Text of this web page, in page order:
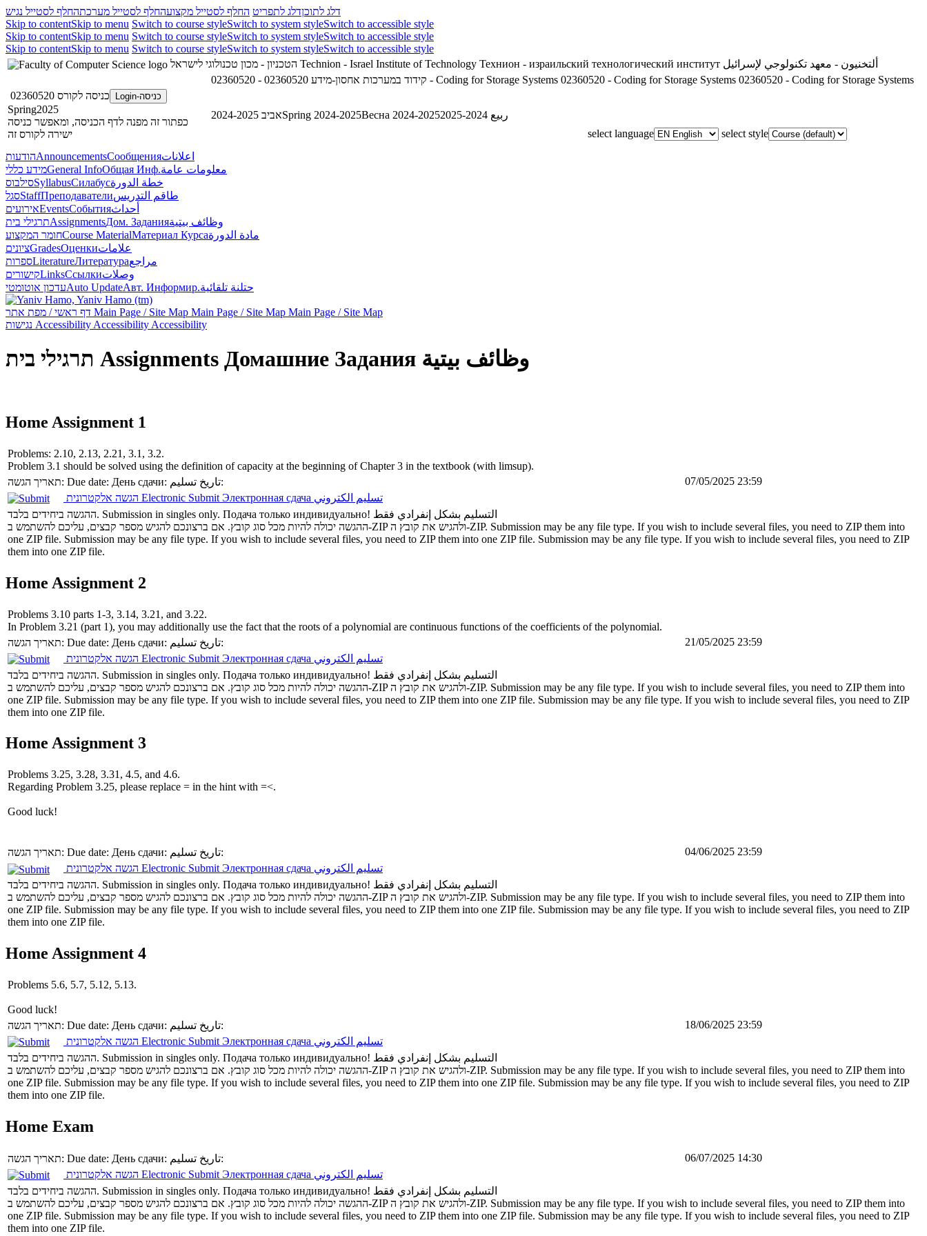
דלג לתוכןדלג לתפריט החלף לסטייל מקצועהחלף לסטייל מערכתהחלף לסטייל נגיש
Skip to contentSkip to menu Switch to course styleSwitch to system styleSwitch to accessible style
Skip to contentSkip to menu Switch to course styleSwitch to system styleSwitch to accessible style
Skip to contentSkip to menu Switch to course styleSwitch to system styleSwitch to accessible style
Technion - Israel Institute of Technology Технион - израильский технологический институт ألتخنيون - معهد تكنولوجي لإسرائيل
02360520 - קידוד במערכות אחסון-מידע 02360520 - Coding for Storage Systems 02360520 - Coding for Storage Systems 02360520 - Coding for Storage Systems
כניסה-Login
כניסה לקורס 02360520
Spring2025
כפתור זה מפנה לדף הכניסה, ומאפשר כניסה
ישירה לקורס זה
אביב 2024-2025Spring 2024-2025Весна 2024-2025
ربيع 2024-2025
select language
select style
הודעותAnnouncementsСообщенияاعلانات
מידע כלליGeneral InfoОбщая Инф.معلومات عامة
סילבוסSyllabusСилабусخطة الدورة
סגלStaffПреподавателиطاقم التدريس
אירועיםEventsСобытияأحداث
תרגילי ביתAssignmentsДом. Заданияوظائف بيتية
חומר המקצועCourse MaterialМатериал Курсаمادة الدورة
ציוניםGradesОценкиعلامات
ספרותLiteratureЛитератураمراجع
קישוריםLinksСсылкиوصلات
עדכון אוטומטיAuto UpdateАвт. Информир.حتلنة تلقائية
Main Page / Site Map Main Page / Site Map Main Page / Site Map
Accessibility Accessibility Accessibility
תרגילי בית Assignments Домашние Задания وظائف بيتية
Home Assignment 1
Problems: 2.10, 2.13, 2.21, 3.1, 3.2.
Problem 3.1 should be solved using the definition of capacity at the beginning of Chapter 3 in the textbook (with limsup).
תאריך הגשה: Due date: День сдачи: تاريخ تسليم:
07/05/2025 23:59
Electronic Submit Электронная сдача تسليم الكتروني
ההגשה ביחידים בלבד. Submission in singles only. Подача только индивидуально! التسليم بشكل إنفرادي فقط
ההגשה יכולה להיות מכל סוג קובץ. אם ברצונכם להגיש מספר קבצים, עליכם להשתמש ב-ZIP ולהגיש את קובץ ה-ZIP. Submission may be any file type. If you wish to include several files, you need to ZIP them into
one ZIP file. Submission may be any file type. If you wish to include several files, you need to ZIP them into one ZIP file. Submission may be any file type. If you wish to include several files, you need to ZIP
them into one ZIP file.
Home Assignment 2
Problems 3.10 parts 1-3, 3.14, 3.21, and 3.22.
In Problem 3.21 (part 1), you may additionally use the fact that the roots of a polynomial are continuous functions of the coefficients of the polynomial.
תאריך הגשה: Due date: День сдачи: تاريخ تسليم:
21/05/2025 23:59
Electronic Submit Электронная сдача تسليم الكتروني
ההגשה ביחידים בלבד. Submission in singles only. Подача только индивидуально! التسليم بشكل إنفرادي فقط
ההגשה יכולה להיות מכל סוג קובץ. אם ברצונכם להגיש מספר קבצים, עליכם להשתמש ב-ZIP ולהגיש את קובץ ה-ZIP. Submission may be any file type. If you wish to include several files, you need to ZIP them into
one ZIP file. Submission may be any file type. If you wish to include several files, you need to ZIP them into one ZIP file. Submission may be any file type. If you wish to include several files, you need to ZIP
them into one ZIP file.
Home Assignment 3
Problems 3.25, 3.28, 3.31, 4.5, and 4.6.
Regarding Problem 3.25, please replace = in the hint with =<.
Good luck!
תאריך הגשה: Due date: День сдачи: تاريخ تسليم:
04/06/2025 23:59
Electronic Submit Электронная сдача تسليم الكتروني
ההגשה ביחידים בלבד. Submission in singles only. Подача только индивидуально! التسليم بشكل إنفرادي فقط
ההגשה יכולה להיות מכל סוג קובץ. אם ברצונכם להגיש מספר קבצים, עליכם להשתמש ב-ZIP ולהגיש את קובץ ה-ZIP. Submission may be any file type. If you wish to include several files, you need to ZIP them into
one ZIP file. Submission may be any file type. If you wish to include several files, you need to ZIP them into one ZIP file. Submission may be any file type. If you wish to include several files, you need to ZIP
them into one ZIP file.
Home Assignment 4
Problems 5.6, 5.7, 5.12, 5.13.
Good luck!
תאריך הגשה: Due date: День сдачи: تاريخ تسليم:
18/06/2025 23:59
Electronic Submit Электронная сдача تسليم الكتروني
ההגשה ביחידים בלבד. Submission in singles only. Подача только индивидуально! التسليم بشكل إنفرادي فقط
ההגשה יכולה להיות מכל סוג קובץ. אם ברצונכם להגיש מספר קבצים, עליכם להשתמש ב-ZIP ולהגיש את קובץ ה-ZIP. Submission may be any file type. If you wish to include several files, you need to ZIP them into
one ZIP file. Submission may be any file type. If you wish to include several files, you need to ZIP them into one ZIP file. Submission may be any file type. If you wish to include several files, you need to ZIP
them into one ZIP file.
Home Exam
תאריך הגשה: Due date: День сдачи: تاريخ تسليم:
06/07/2025 14:30
Electronic Submit Электронная сдача تسليم الكتروني
ההגשה ביחידים בלבד. Submission in singles only. Подача только индивидуально! التسليم بشكل إنفرادي فقط
ההגשה יכולה להיות מכל סוג קובץ. אם ברצונכם להגיש מספר קבצים, עליכם להשתמש ב-ZIP ולהגיש את קובץ ה-ZIP. Submission may be any file type. If you wish to include several files, you need to ZIP them into
one ZIP file. Submission may be any file type. If you wish to include several files, you need to ZIP them into one ZIP file. Submission may be any file type. If you wish to include several files, you need to ZIP
them into one ZIP file.